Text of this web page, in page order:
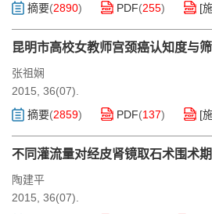
摘要(2890) PDF(255) [
昆明市高校女教师宫颈癌认知度与
张祖娴
2015, 36(07).
摘要(2859) PDF(137) [
不同灌流量对经皮肾镜取石术围术
陶建平
2015, 36(07).